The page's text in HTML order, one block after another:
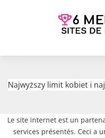
Najwyższy limit kobiet i
Le site internet est un
services présentés. Ceci a